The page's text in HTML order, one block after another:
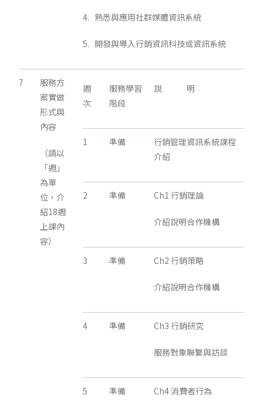
4. 熟悉與應用社群媒體資訊系統
5. 開發與導入行銷資訊科技或資訊系統
7
服務方
案實做
形式與
內容
（請以
「週」
為單
位，介
紹18週
上課內
容）
週
次
服務學習
階段
說 明
1 準備
行銷管理資訊系統課程
介紹
2 準備 Ch1 行銷理論
介紹說明合作機構
3 準備 Ch2 行銷策略
介紹說明合作機構
4 準備 Ch3 行銷研究
服務對象聯繫與訪談
5 準備 Ch4 消費者行為